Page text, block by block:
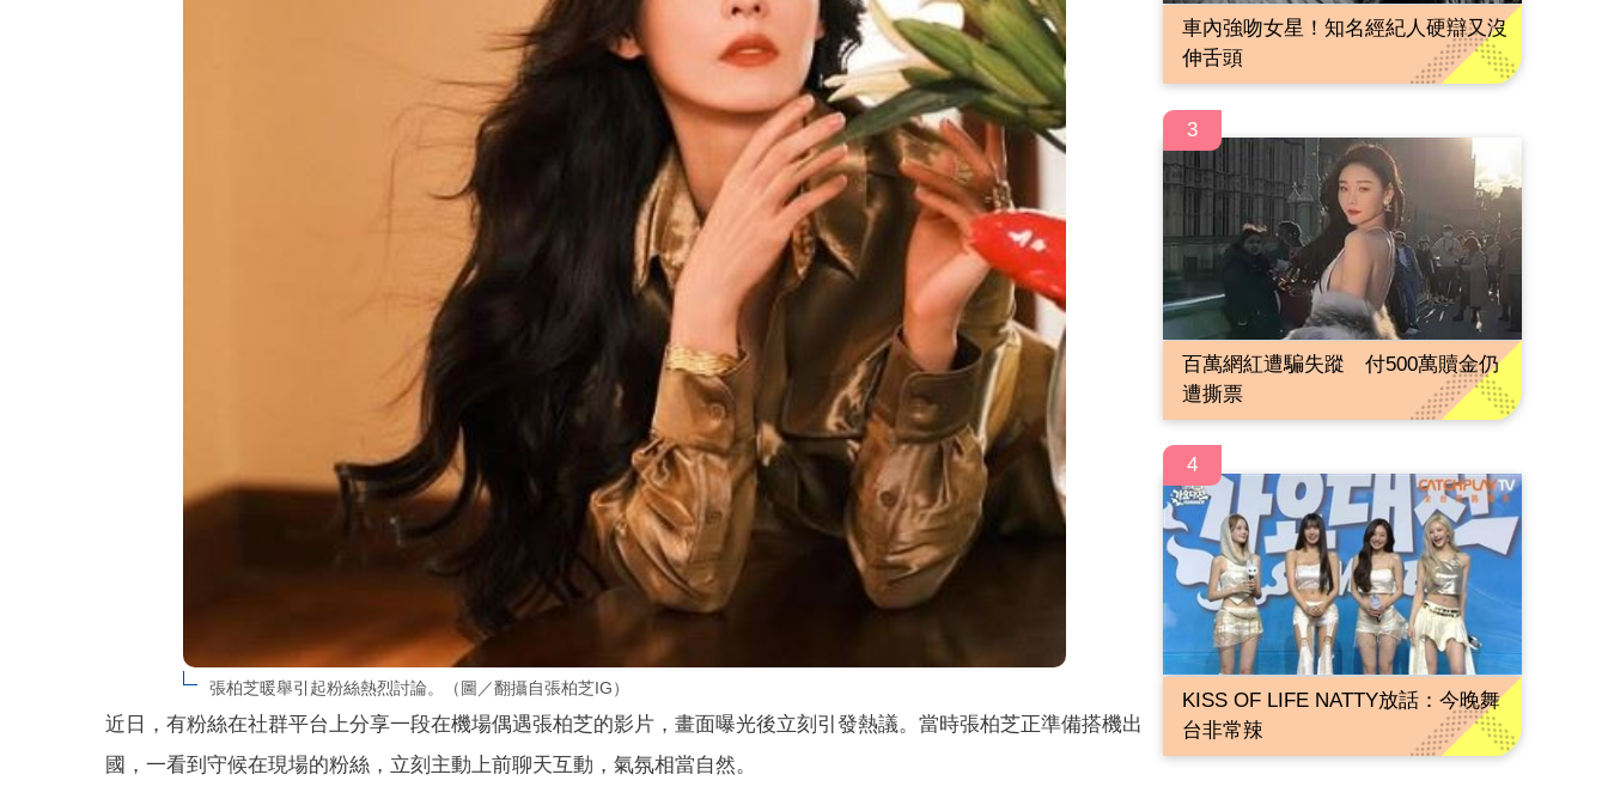
張柏芝暖舉引起粉絲熱烈討論。（圖／翻攝自張柏芝IG）
近日，有粉絲在社群平台上分享一段在機場偶遇張柏芝的影片，畫面曝光後立刻引發熱議。當時張柏芝正準備搭機出
國，一看到守候在現場的粉絲，立刻主動上前聊天互動，氣氛相當自然。
車內強吻女星！知名經紀人硬辯又沒
伸舌頭
3
百萬網紅遭騙失蹤 付500萬贖金仍
遭撕票
4
KISS OF LIFE NATTY放話：今晚舞
台非常辣